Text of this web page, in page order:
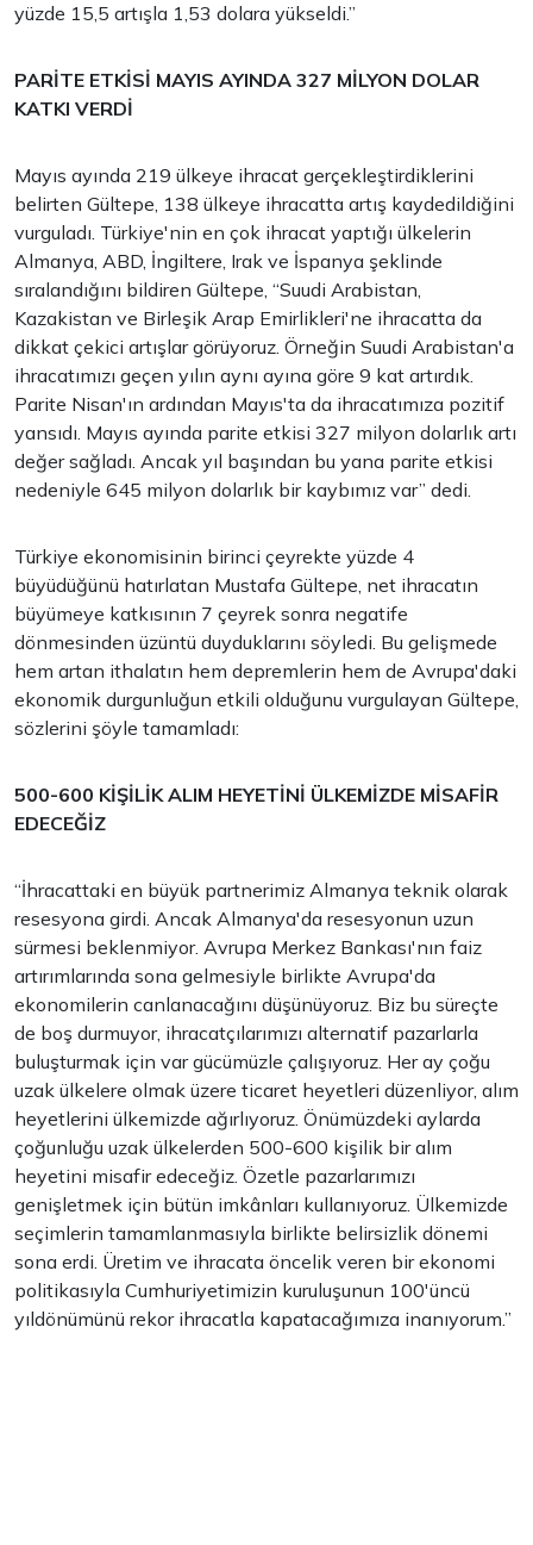
yüzde 15,5 artışla 1,53 dolara yükseldi.”
PARİTE ETKİSİ MAYIS AYINDA 327 MİLYON DOLAR
KATKI VERDİ
Mayıs ayında 219 ülkeye ihracat gerçekleştirdiklerini
belirten Gültepe, 138 ülkeye ihracatta artış kaydedildiğini
vurguladı. Türkiye'nin en çok ihracat yaptığı ülkelerin
Almanya, ABD, İngiltere, Irak ve İspanya şeklinde
sıralandığını bildiren Gültepe, “Suudi Arabistan,
Kazakistan ve Birleşik Arap Emirlikleri'ne ihracatta da
dikkat çekici artışlar görüyoruz. Örneğin Suudi Arabistan'a
ihracatımızı geçen yılın aynı ayına göre 9 kat artırdık.
Parite Nisan'ın ardından Mayıs'ta da ihracatımıza pozitif
yansıdı. Mayıs ayında parite etkisi 327 milyon dolarlık artı
değer sağladı. Ancak yıl başından bu yana parite etkisi
nedeniyle 645 milyon dolarlık bir kaybımız var” dedi.
Türkiye ekonomisinin birinci çeyrekte yüzde 4
büyüdüğünü hatırlatan Mustafa Gültepe, net ihracatın
büyümeye katkısının 7 çeyrek sonra negatife
dönmesinden üzüntü duyduklarını söyledi. Bu gelişmede
hem artan ithalatın hem depremlerin hem de Avrupa'daki
ekonomik durgunluğun etkili olduğunu vurgulayan Gültepe,
sözlerini şöyle tamamladı:
500-600 KİŞİLİK ALIM HEYETİNİ ÜLKEMİZDE MİSAFİR
EDECEĞİZ
“İhracattaki en büyük partnerimiz Almanya teknik olarak
resesyona girdi. Ancak Almanya'da resesyonun uzun
sürmesi beklenmiyor. Avrupa Merkez Bankası'nın faiz
artırımlarında sona gelmesiyle birlikte Avrupa'da
ekonomilerin canlanacağını düşünüyoruz. Biz bu süreçte
de boş durmuyor, ihracatçılarımızı alternatif pazarlarla
buluşturmak için var gücümüzle çalışıyoruz. Her ay çoğu
uzak ülkelere olmak üzere ticaret heyetleri düzenliyor, alım
heyetlerini ülkemizde ağırlıyoruz. Önümüzdeki aylarda
çoğunluğu uzak ülkelerden 500-600 kişilik bir alım
heyetini misafir edeceğiz. Özetle pazarlarımızı
genişletmek için bütün imkânları kullanıyoruz. Ülkemizde
seçimlerin tamamlanmasıyla birlikte belirsizlik dönemi
sona erdi. Üretim ve ihracata öncelik veren bir ekonomi
politikasıyla Cumhuriyetimizin kuruluşunun 100'üncü
yıldönümünü rekor ihracatla kapatacağımıza inanıyorum.”